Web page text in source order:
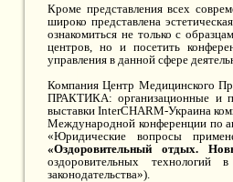
Кроме представления всех
широко представлена
ознакомиться не только с
центров, но и посетить
управления в данной сфере
Компания Центр Медицинского
ПРАКТИКА: организационные и
выставки InterCHARM-Украина
Международной конференции по
«Юридические вопросы
«Оздоровительный отдых.
оздоровительных технологий
законодательства»).